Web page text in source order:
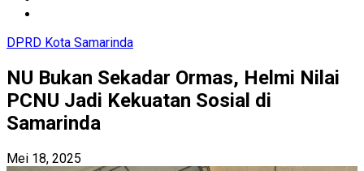
DPRD Kota Samarinda
NU Bukan Sekadar Ormas, Helmi Nilai
PCNU Jadi Kekuatan Sosial di
Samarinda
Mei 18, 2025